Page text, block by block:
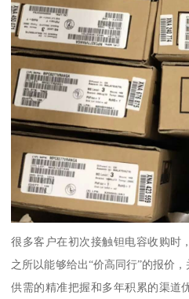
很多客户在初次接触钽电容收购时
之所以能够给出“价高同行”的报价
供需的精准把握和多年积累的渠道